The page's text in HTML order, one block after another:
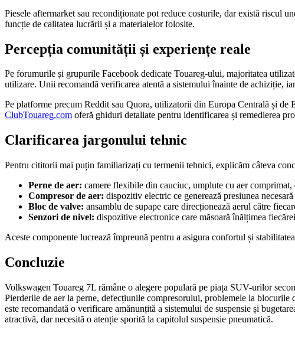
Piesele aftermarket sau recondiționate pot reduce costurile, dar există riscul
funcție de calitatea lucrării și a materialelor folosite.
Percepția comunității și experiențe reale
Pe forumurile și grupurile Facebook dedicate Touareg-ului, majoritatea
utilizare. Unii recomandă verificarea atentă a sistemului înainte de achiziție,
Pe platforme precum Reddit sau Quora, utilizatorii din Europa Centrală și de
ClubTouareg.com oferă ghiduri detaliate pentru identificarea și remedierea
Clarificarea jargonului tehnic
Pentru cititorii mai puțin familiarizați cu termenii tehnici, explicăm câteva
Perne de aer: camere flexibile din cauciuc, umplute cu aer
Compresor de aer: dispozitiv electric ce generează presiunea
Bloc de valve: ansamblu de supape care direcționează aerul către
Senzori de nivel: dispozitive electronice care măsoară înălțimea
Aceste componente lucrează împreună pentru a asigura confortul și
Concluzie
Volkswagen Touareg 7L rămâne o alegere populară pe piața SUV-urilor
Pierderile de aer la perne, defecțiunile compresorului, problemele la
este recomandată o verificare amănunțită a sistemului de suspensie și
atractivă, dar necesită o atenție sporită la capitolul suspensie pneumatică.